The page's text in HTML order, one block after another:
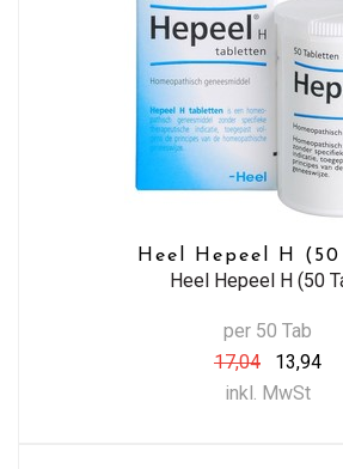
Heel Hepeel H
Heel Hepeel H (50
per 50 Tab
17,04
13,94
inkl. MwSt